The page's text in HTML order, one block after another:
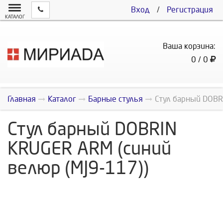
Вход / Регистрация
КАТАЛОГ
Ваша корзина:
0 / 0
Главная Каталог Барные стулья Стул барный
Стул барный DOBRIN
KRUGER ARM (синий
велюр (MJ9-117))